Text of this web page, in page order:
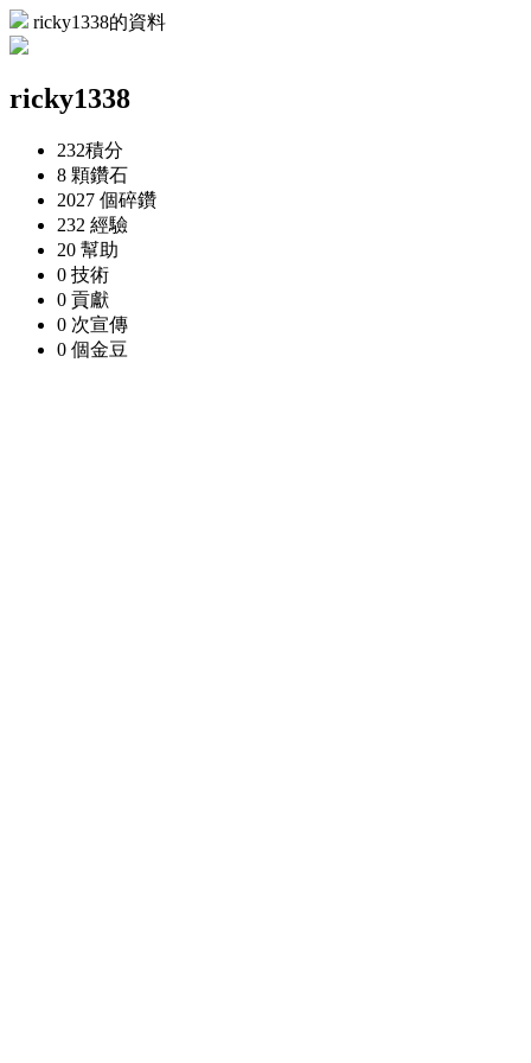
ricky1338的資料
ricky1338
232積分
8 顆鑽石
2027 個碎鑽
232 經驗
20 幫助
0 技術
0 貢獻
0 次宣傳
0 個金豆